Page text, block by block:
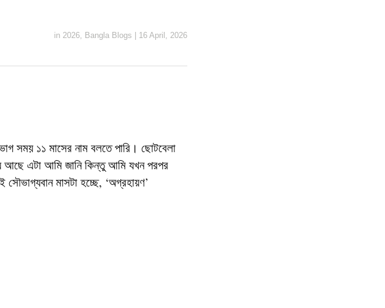
in 2026 Bangla Blogs | 16 April, 2026
সময় ১১ মাসের নাম বলতে পারি। ছোটবেলা
আছে এটা আমি জানি কিন্তু আমি যখন পরপর
মাসটা হচ্ছে, ‘অগ্রহায়ণ’